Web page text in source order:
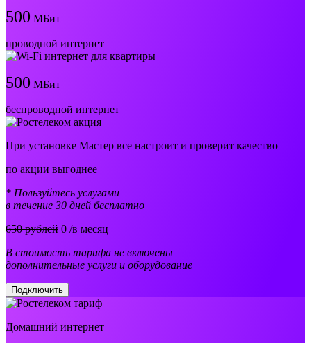
500 МБит
проводной интернет
500 МБит
беспроводной интернет
При установке Мастер все настроит и проверит качество
по акции выгоднее
* Пользуйтесь услугами
в течение 30 дней бесплатно
650 рублей 0 /в месяц
В стоимость тарифа не включены
дополнительные услуги и оборудование
Подключить
Домашний интернет